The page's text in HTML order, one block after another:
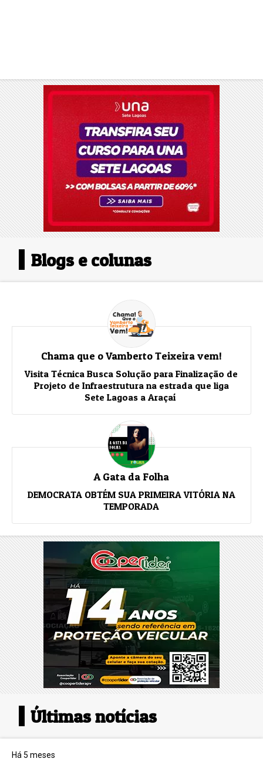
Blogs e colunas
Chama que o Vamberto Teixeira vem!
Visita Técnica Busca Solução para Finalização de
Projeto de Infraestrutura na estrada que liga
Sete Lagoas a Araçaí
A Gata da Folha
DEMOCRATA OBTÉM SUA PRIMEIRA VITÓRIA NA
TEMPORADA
Últimas notícias
Há 5 meses